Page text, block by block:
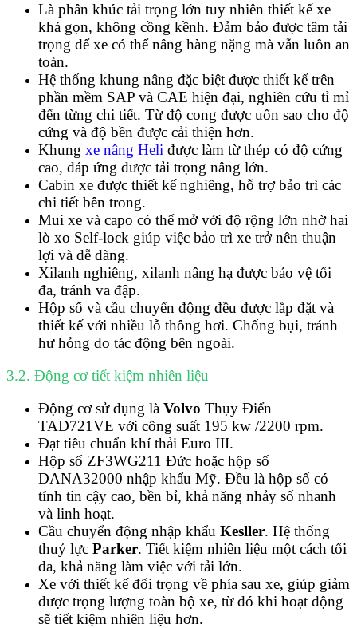
Là phân khúc tải trọng lớn tuy nhiên thiết kế xe
khá gọn, không cồng kềnh. Đảm bảo được tâm tải
trọng để xe có thể nâng hàng nặng mà vẫn luôn an
toàn.
Hệ thống khung nâng đặc biệt được thiết kế trên
phần mềm SAP và CAE hiện đại, nghiên cứu tỉ mỉ
đến từng chi tiết. Từ độ cong được uốn sao cho độ
cứng và độ bền được cải thiện hơn.
Khung xe nâng Heli được làm từ thép có độ cứng
cao, đáp ứng được tải trọng nâng lớn.
Cabin xe được thiết kế nghiêng, hỗ trợ bảo trì các
chi tiết bên trong.
Mui xe và capo có thể mở với độ rộng lớn nhờ hai
lò xo Self-lock giúp việc bảo trì xe trở nên thuận
lợi và dễ dàng.
Xilanh nghiêng, xilanh nâng hạ được bảo vệ tối
đa, tránh va đập.
Hộp số và cầu chuyển động đều được lắp đặt và
thiết kế với nhiều lỗ thông hơi. Chống bụi, tránh
hư hỏng do tác động bên ngoài.
3.2. Động cơ tiết kiệm nhiên liệu
Động cơ sử dụng là Volvo Thụy Điển
TAD721VE với công suất 195 kw /2200 rpm.
Đạt tiêu chuẩn khí thải Euro III.
Hộp số ZF3WG211 Đức hoặc hộp số
DANA32000 nhập khẩu Mỹ. Đều là hộp số có
tính tin cậy cao, bền bỉ, khả năng nhảy số nhanh
và linh hoạt.
Cầu chuyển động nhập khẩu Kesller. Hệ thống
thuỷ lực Parker. Tiết kiệm nhiên liệu một cách tối
đa, khả năng làm việc với tải lớn.
Xe với thiết kế đối trọng về phía sau xe, giúp giảm
được trọng lượng toàn bộ xe, từ đó khi hoạt động
sẽ tiết kiệm nhiên liệu hơn.